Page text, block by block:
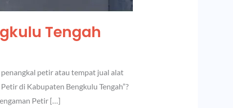
Tengah
petir atau tempat jual alat
di Kabupaten Bengkulu Tengah”?
Petir […]